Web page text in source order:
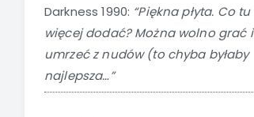
Darkness 1990: “Piękna płyta. Co tu
więcej dodać? Można wolno grać i
umrzeć z nudów (to chyba byłaby
najlepsza…”